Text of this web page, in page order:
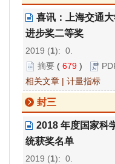
喜讯：上海交通
进步奖二等奖
2019 (1): 0.
摘要 ( 679 )
相关文章 | 计量指标
封三
2018 年度国家科
统获奖名单
2019 (1): 0.